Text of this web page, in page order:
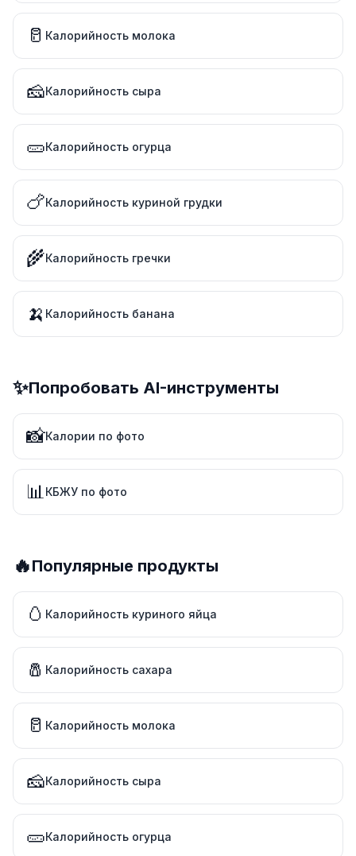
🥛 Калорийность молока
🧀Калорийность сыра
🥒Калорийность огурца
🍗Калорийность куриной грудки
🌾Калорийность гречки
🍌 Калорийность банана
✨Попробовать AI-инструменты
📸Калории по фото
📊КБЖУ по фото
🔥Популярные продукты
🥚 Калорийность куриного яйца
🧂 Калорийность сахара
🥛 Калорийность молока
🧀Калорийность сыра
🥒Калорийность огурца